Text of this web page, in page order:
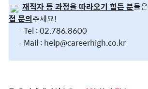
재직자 등 과정을 따라오기 힘든 분들은
접 문의주세요!
- Tel : 02.786.8600
- Mail : help@careerhigh.co.kr